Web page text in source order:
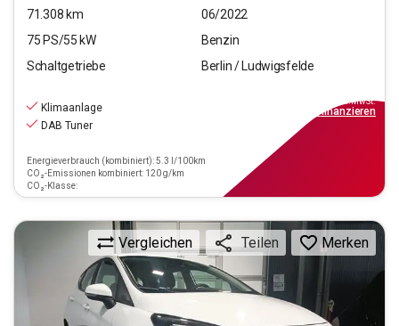
71.308 km
06/2022
75 PS/55 kW
Benzin
Schaltgetriebe
Berlin / Ludwigsfelde
Klimaanlage
DAB Tuner
Energieverbrauch (kombiniert): 5.3 l/100km
CO₂-Emissionen kombiniert: 120 g/km
CO₂-Klasse:
inkl.MwSt.
finanzieren
Vergleichen Teilen Merken